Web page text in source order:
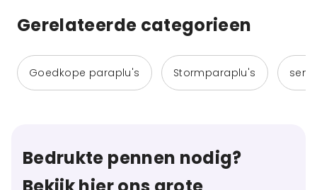
Gerelateerde categorieen
Goedkope paraplu's Stormparaplu's
Bedrukte pennen nodig?